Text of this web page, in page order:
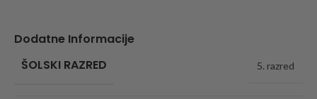
Dodatne Informacije
ŠOLSKI RAZRED
5. razred